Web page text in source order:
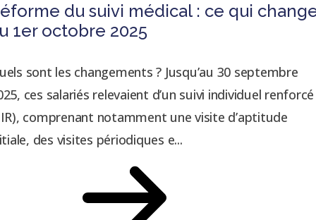
du suivi médical : ce qui
1er octobre 2025
sont les changements ? Jusqu’au 30 septembre
ces salariés relevaient d’un suivi individuel renforcé
comprenant notamment une visite d’aptitude
des visites périodiques e...